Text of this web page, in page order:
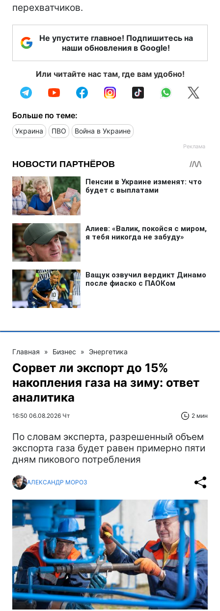
перехватчиков.
Не упустите главное! Подпишитесь на
наши обновления в Google!
Или читайте нас там, где вам удобно!
Больше по теме:
Украина ПВО Война в Украине
Главная » Бизнес » Энергетика
Сорвет ли экспорт до 15%
накопления газа на зиму: ответ
аналитика
16:50 06.08.2026 Чт 2 мин
По словам эксперта, разрешенный объем
экспорта газа будет равен примерно пяти
дням пикового потребления
АЛЕКСАНДР МОРОЗ